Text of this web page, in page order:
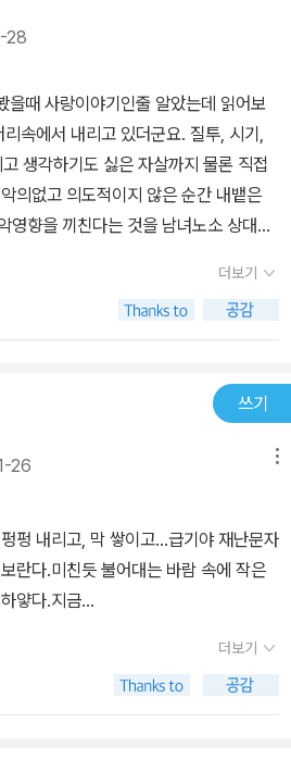
란스러워 한다. “악의 없이, 무
될까.” 말 한마디의 무거운 책임감을
동아리 활동을 함께하게 된 혜서의 제
를 소재로 다큐멘터리 영상을 만들기로
혜서가 단둘이 촬영을 나갔다가 베이
를 발견하는데 같은 학교 진아가 아닌
나 무섭게 퍼지는지 잘 알기 때문에 지
말 것을 신신당부한다. 그러나 지원이가
문으로 왜곡되어 학교 전체에 퍼지고
기가 흐르고 있음을 느끼고 불안해하지
은 점점 커지고 소영이와 혜서는 이제
돌고, 전교생 아이들은 물론 소영이
돌린 이 상황을 지원이는 어떻게 극복
빛 속에서만 살아오던 지원이는 처음
기 힘든 나머지 극단적인 생각에 이르
로 돌아온 소영이는 지원이의 아픔을 인
못을 저지르며 산다는 사실을 깨달은
이 내려.’ 이 한 마디로
28
때 사랑이야기인줄 알았는데 읽어보
속에서 내리고 있더군요. 질투, 시기,
생각하기도 싫은 자살까지 물론 직접
의없고 의도적이지 않은 순간 내뱉은
영향을 끼친다는 것을 남녀노소 상대를
프렌드였는 데 강제전학 온 혜서의 등장
고 하고 혜서는 그 때의 일 이후로 마
선생님의 제안으로 혜서가 소영과 지원
여학생이 베이비박스에서 서성거리는
운데 지원이가 무심코 뱉은 말한마디가
러웠던 지원이는 수습하려 하지만 오히
아지고 같이 보았던 혜서는 아니라고
박스에서 서성거리던 아이의 실명이 거
는 확실하지 않은 소문이 퍼져 당사자
지원은 혜서와 같이 봤으며 UCC동영
돌림의 주도했던 인물로 찍혀 강제전학
하는 것 같아 부모가 영국유학을 추진
하는 입장이며 소영은 아버지가 실직할
더보기
쓰기
26
펑 내리고, 막 쌓이고...급기야 재난문자
란다.미친듯 불어대는 바람 속에 작은
얗다.지금...
더보기